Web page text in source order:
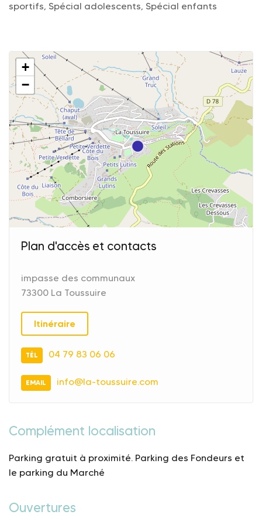
sportifs, Spécial adolescents, Spécial enfants
+
−
Plan d'accès et contacts
impasse des communaux
73300 La Toussuire
Itinéraire
TÉL 04 79 83 06 06
EMAIL info@la-toussuire.com
Complément localisation
Parking gratuit à proximité. Parking des Fondeurs et
le parking du Marché
Ouvertures